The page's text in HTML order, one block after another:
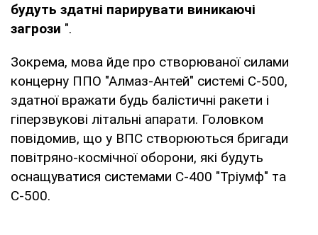
будуть здатні парирувати виникаючі
загрози ".
Зокрема, мова йде про створюваної силами
концерну ППО "Алмаз-Антей" системі С-500,
здатної вражати будь балістичні ракети і
гіперзвукові літальні апарати. Головком
повідомив, що у ВПС створюються бригади
повітряно-космічної оборони, які будуть
оснащуватися системами С-400 "Тріумф" та
С-500.